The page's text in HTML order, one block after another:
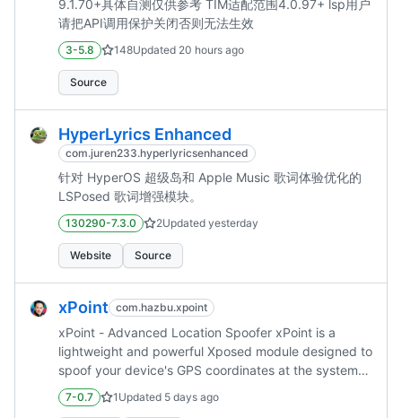
9.1.70+具体自测仅供参考 TIM适配范围4.0.97+ lsp用户
请把API调用保护关闭否则无法生效
3-5.8 148Updated 20 hours ago
Source
HyperLyrics Enhanced
com.juren233.hyperlyricsenhanced
针对 HyperOS 超级岛和 Apple Music 歌词体验优化的
LSPosed 歌词增强模块。
130290-7.3.0 2Updated yesterday
Website Source
xPoint com.hazbu.xpoint
xPoint - Advanced Location Spoofer xPoint is a
lightweight and powerful Xposed module designed to
spoof your device's GPS coordinates at the system
level. It hooks into the Android Location framework
and Geocoder API to ensure that applications rece...
7-0.7 1 Updated 5 days ago